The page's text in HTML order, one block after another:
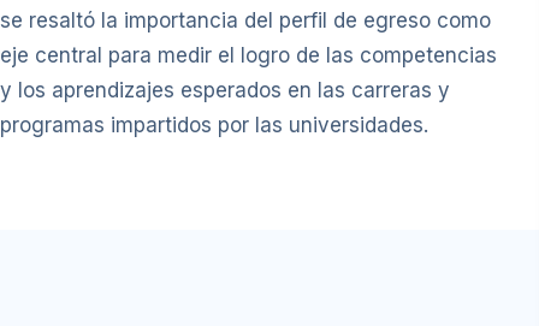
se resaltó la importancia del perfil de egreso como
eje central para medir el logro de las competencias
y los aprendizajes esperados en las carreras y
programas impartidos por las universidades.